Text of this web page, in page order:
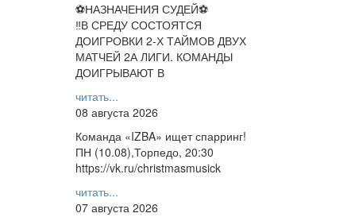
⚽НАЗНАЧЕНИЯ СУДЕЙ⚽
‼В СРЕДУ СОСТОЯТСЯ
ДОИГРОВКИ 2-Х ТАЙМОВ ДВУХ
МАТЧЕЙ 2А ЛИГИ. КОМАНДЫ
ДОИГРЫВАЮТ В
читать...
08 августа 2026
Команда «IZBA» ищет спарринг!
ПН (10.08),Торпедо, 20:30
https://vk.ru/christmasmusick
читать...
07 августа 2026